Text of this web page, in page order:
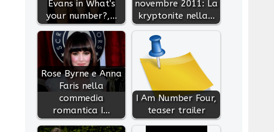
Evans in What's
your number?,…
novembre 2011: La
kryptonite nella…
Rose Byrne e Anna
Faris nella
commedia
romantica I…
I Am Number Four,
teaser trailer